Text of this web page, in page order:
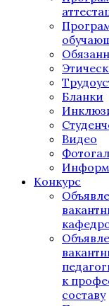
Бланки
Видео
Конкурс
к
составу